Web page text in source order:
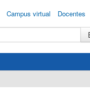
Campus virtual Docentes